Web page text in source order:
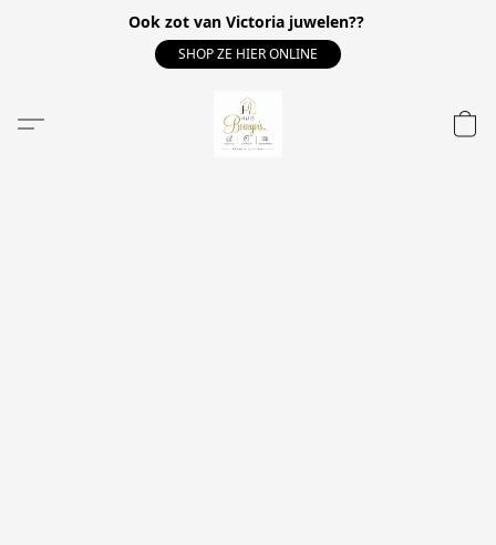
Ook zot van Victoria juwelen??
SHOP ZE HIER ONLINE